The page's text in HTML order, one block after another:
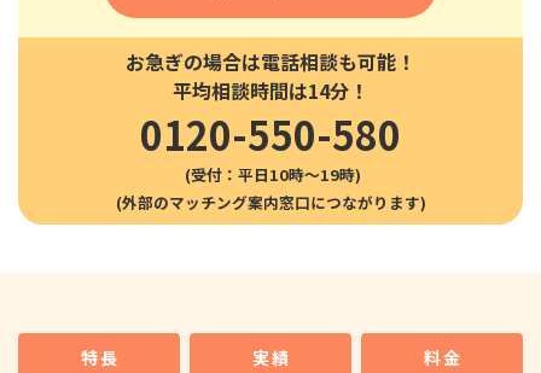
お急ぎの場合は電話相談も可能！
平均相談時間は14分！
0120-550-580
(受付：平日10時〜19時)
特長 実績 料金